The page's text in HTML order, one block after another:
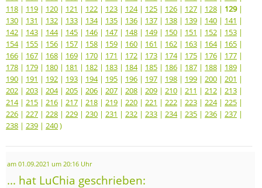
118 | 119 | 120 | 121 | 122 | 123 | 124| 125 | 126 | 127 | 128 | 129|
130 | 131 | 132 | 133 | 134| 135 | 136 | 137 | 138 | 139 | 140 | 141 |
142 | 143 | 144| 145 | 146 | 147 | 148 | 149 | 150 | 151 | 152 | 153 |
154| 155 | 156 | 157 | 158 | 159 | 160 | 161 | 162 | 163 | 164| 165 |
166 | 167 | 168 | 169 | 170 | 171 | 172 | 173 | 174| 175 | 176 | 177 |
178 | 179 | 180 | 181 | 182 | 183 | 184| 185 | 186 | 187 | 188 | 189 |
190 | 191 | 192 | 193 | 194| 195 | 196 | 197 | 198 | 199 | 200 | 201 |
202 | 203 | 204| 205 | 206 | 207 | 208 | 209 | 210 | 211 | 212 | 213 |
214| 215 | 216 | 217 | 218 | 219 | 220 | 221 | 222 | 223 | 224| 225 |
226 | 227 | 228 | 229 | 230 | 231 | 232 | 233 | 234| 235 | 236 | 237 |
238 | 239 | 240)
am 01.09.2021 um 20:16 Uhr
... hat LuChia geschrieben: